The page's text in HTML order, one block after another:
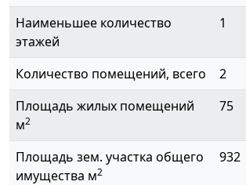
Наименьшее количество
этажей
1
Количество помещений, всего
2
Площадь жилых помещений
м2
75
Площадь зем. участка общего
имущества м2
932